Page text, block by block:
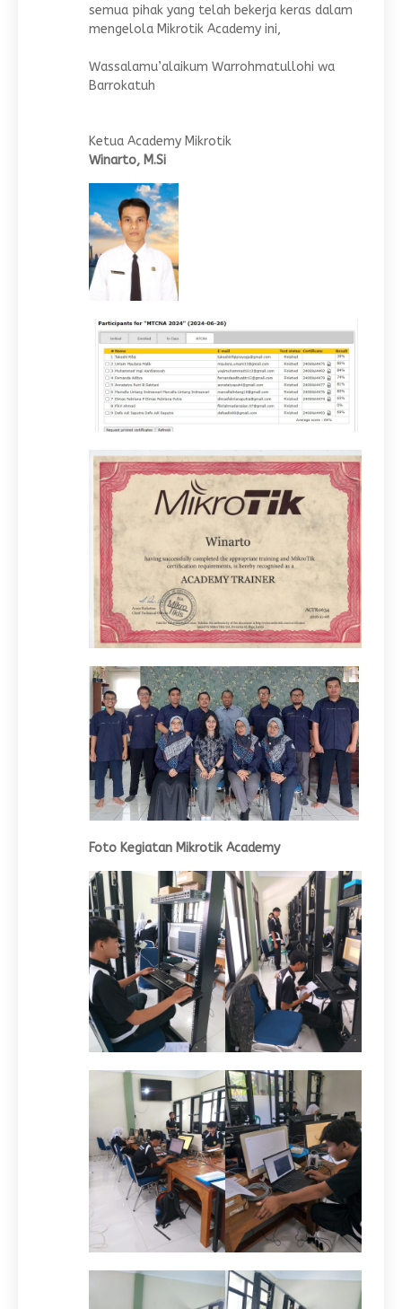
semua pihak yang telah bekerja keras dalam
mengelola Mikrotik Academy ini,
Wassalamu’alaikum Warrohmatullohi wa
Barrokatuh
Ketua Academy Mikrotik
Winarto, M.Si
Foto Kegiatan Mikrotik Academy